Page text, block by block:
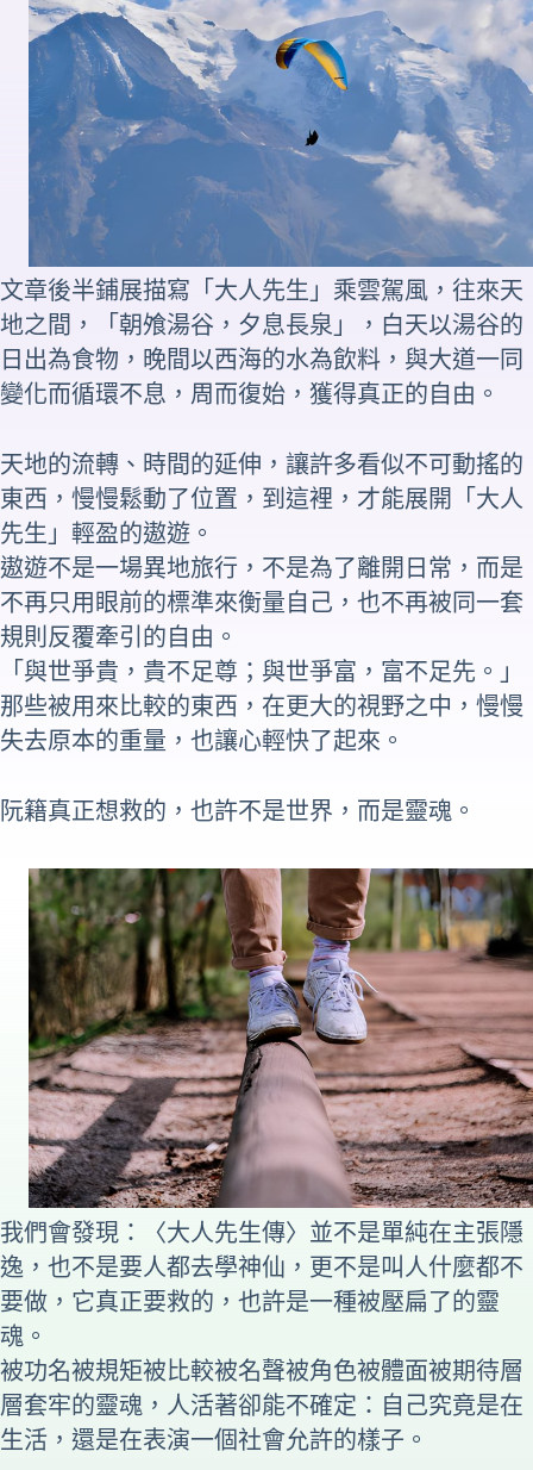
文章後半鋪展描寫「大人先生」乘雲駕風，往來天
地之間，「朝飧湯谷，夕息長泉」，白天以湯谷的
日出為食物，晚間以西海的水為飲料，與大道一同
變化而循環不息，周而復始，獲得真正的自由。
天地的流轉、時間的延伸，讓許多看似不可動搖的
東西，慢慢鬆動了位置，到這裡，才能展開「大人
先生」輕盈的遨遊。
遨遊不是一場異地旅行，不是為了離開日常，而是
不再只用眼前的標準來衡量自己，也不再被同一套
規則反覆牽引的自由。
「與世爭貴，貴不足尊；與世爭富，富不足先。」
那些被用來比較的東西，在更大的視野之中，慢慢
失去原本的重量，也讓心輕快了起來。
阮籍真正想救的，也許不是世界，而是靈魂。
我們會發現：〈大人先生傳〉並不是單純在主張隱
逸，也不是要人都去學神仙，更不是叫人什麼都不
要做，它真正要救的，也許是一種被壓扁了的靈
魂。
被功名被規矩被比較被名聲被角色被體面被期待層
層套牢的靈魂，人活著卻能不確定：自己究竟是在
生活，還是在表演一個社會允許的樣子。